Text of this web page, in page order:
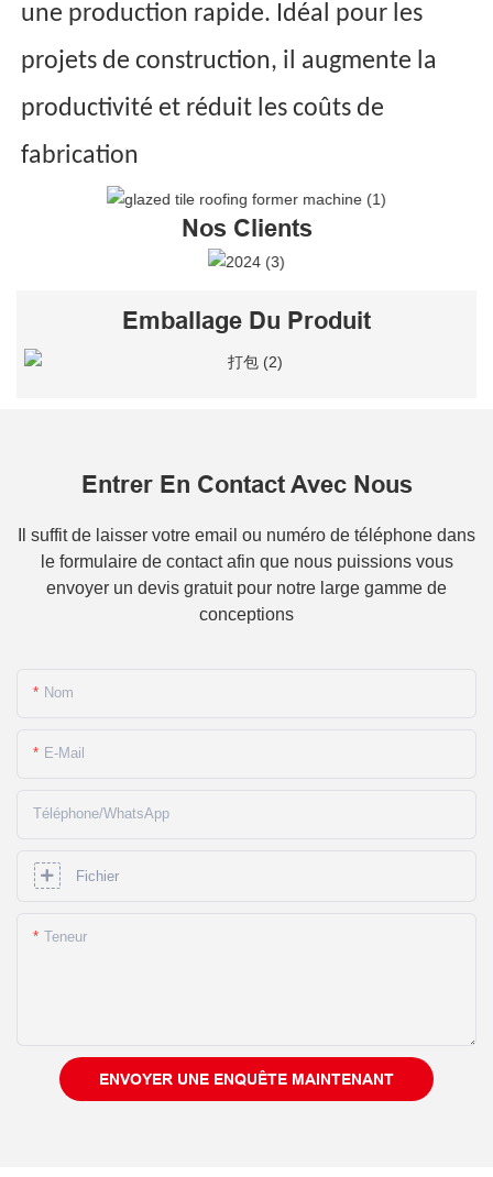
une production rapide. Idéal pour les
projets de construction, il augmente la
productivité et réduit les coûts de
fabrication
Nos Clients
Emballage Du Produit
Entrer En Contact Avec Nous
Il suffit de laisser votre email ou numéro de téléphone dans
le formulaire de contact afin que nous puissions vous
envoyer un devis gratuit pour notre large gamme de
conceptions
Nom
E-Mail
Téléphone/WhatsApp
Fichier
Teneur
ENVOYER UNE ENQUÊTE MAINTENANT